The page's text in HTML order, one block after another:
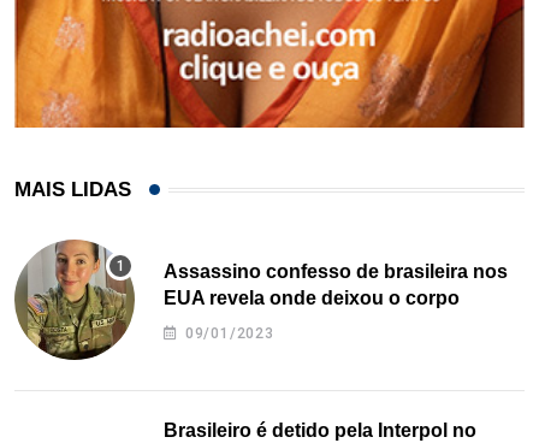
MAIS LIDAS
Assassino confesso de brasileira nos
EUA revela onde deixou o corpo
09/01/2023
Brasileiro é detido pela Interpol no